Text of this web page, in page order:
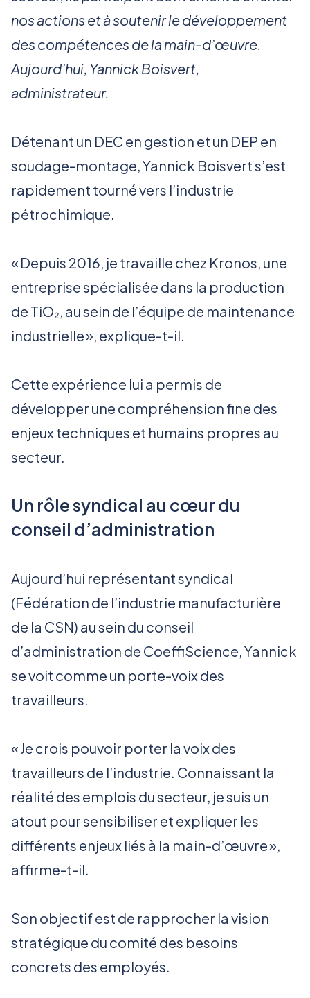
nos actions et à soutenir le développement
des compétences de la main-d’œuvre.
Aujourd’hui, Yannick Boisvert,
administrateur.
Détenant un DEC en gestion et un DEP en
soudage-montage, Yannick Boisvert s’est
rapidement tourné vers l’industrie
pétrochimique.
« Depuis 2016, je travaille chez Kronos, une
entreprise spécialisée dans la production
de TiO₂, au sein de l’équipe de maintenance
industrielle », explique-t-il.
Cette expérience lui a permis de
développer une compréhension fine des
enjeux techniques et humains propres au
secteur.
Un rôle syndical au cœur du
conseil d’administration
Aujourd’hui représentant syndical
(Fédération de l’industrie manufacturière
de la CSN) au sein du conseil
d’administration de CoeffiScience, Yannick
se voit comme un porte-voix des
travailleurs.
« Je crois pouvoir porter la voix des
travailleurs de l’industrie. Connaissant la
réalité des emplois du secteur, je suis un
atout pour sensibiliser et expliquer les
différents enjeux liés à la main-d’œuvre »,
affirme-t-il.
Son objectif est de rapprocher la vision
stratégique du comité des besoins
concrets des employés.